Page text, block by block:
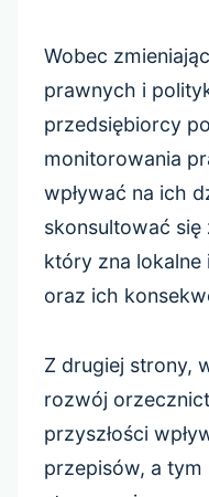
Wobec
prawnych i
przedsiębiorcy
monitorowania
wpływać na ich
skonsultować
który zna lokalne
oraz ich
Z drugiej strony,
rozwój
przyszłości
przepisów, a